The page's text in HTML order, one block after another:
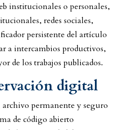
institucionales o personales,
redes sociales,
persistente del artículo
a intercambios productivos,
de los trabajos publicados.
digital
permanente y seguro
de código abierto